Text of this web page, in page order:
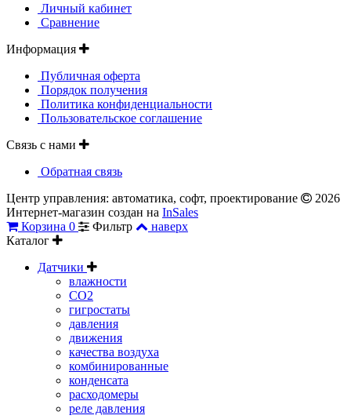
Личный кабинет
Сравнение
Информация
Публичная оферта
Порядок получения
Политика конфиденциальности
Пользовательское соглашение
Связь с нами
Обратная связь
Центр управления: автоматика, софт, проектирование
2026
Интернет-магазин создан на InSales
Корзина 0 Фильтр
наверх
Каталог
Датчики
влажности
CO2
гигростаты
давления
движения
качества воздуха
комбинированные
конденсата
расходомеры
реле давления